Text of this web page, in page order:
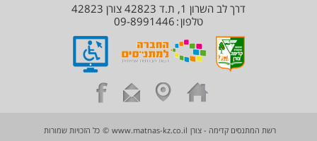
דרך לב השרון 1, ת.ד 42823 צורן 42823
טלפון 09-8991446
רשת המתנסים קדימה - צורן www.matnas-kz.co.il
© כל הזכויות שמורות